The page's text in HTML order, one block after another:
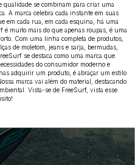
proteção UVechinelos
e design utilitário que
todos os picos.
qualidade se combinam para criar uma
A marca celebra cada instante em suas
em cada rua, em cada esquina, há uma
é muito mais do que apenas roupas, é uma
Com uma linha completa de produtos,
de moletom, jeans e sarja, bermudas,
se destaca como uma marca que
do consumidor moderno e
adquirir um produto, é abraçar um estilo
marca vai além do material, destacando
Vista-se de FreeSurf, vista esse